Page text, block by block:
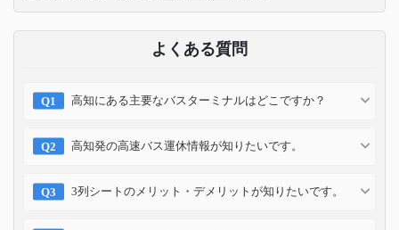
よくある質問
高知にある主要なバスターミナルはどこですか？
高知発の高速バス運休情報が知りたいです。
3列シートのメリット・デメリットが知りたいです。